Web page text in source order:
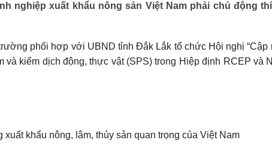
nghiệp xuất khẩu nông sản Việt Nam phải chủ động
phối hợp với UBND tỉnh Đắk Lắk tổ chức Hội nghị “Cập
và kiểm dịch động, thực vật (SPS) trong Hiệp định RCEP và
khẩu nông, lâm, thủy sản quan trọng của Việt Nam